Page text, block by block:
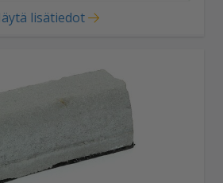
lisätiedot